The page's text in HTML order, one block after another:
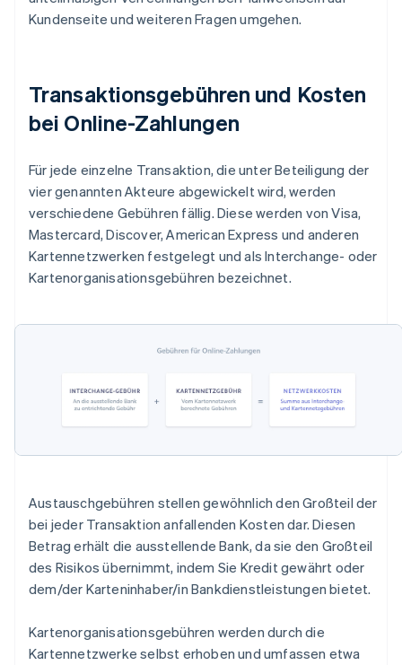
Kundenseite und weiteren Fragen umgehen.
Transaktionsgebühren und Kosten
bei Online-Zahlungen
Für jede einzelne Transaktion, die unter Beteiligung der
vier genannten Akteure abgewickelt wird, werden
verschiedene Gebühren fällig. Diese werden von Visa,
Mastercard, Discover, American Express und anderen
Kartennetzwerken festgelegt und als Interchange- oder
Kartenorganisationsgebühren bezeichnet.
Austauschgebühren stellen gewöhnlich den Großteil der
bei jeder Transaktion anfallenden Kosten dar. Diesen
Betrag erhält die ausstellende Bank, da sie den Großteil
des Risikos übernimmt, indem Sie Kredit gewährt oder
dem/der Karteninhaber/in Bankdienstleistungen bietet.
Kartenorganisationsgebühren werden durch die
Kartennetzwerke selbst erhoben und umfassen etwa